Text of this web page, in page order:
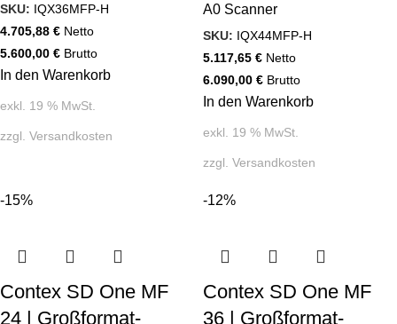
SKU: IQX36MFP-H
4.705,88 € Netto
5.600,00 € Brutto
In den Warenkorb
exkl. 19 % MwSt.
zzgl. Versandkosten
A0 Scanner
SKU: IQX44MFP-H
5.117,65 € Netto
6.090,00 € Brutto
In den Warenkorb
exkl. 19 % MwSt.
zzgl. Versandkosten
-15%
Contex SD One MF
24 | Großformat-
-12%
Contex SD One MF
36 | Großformat-